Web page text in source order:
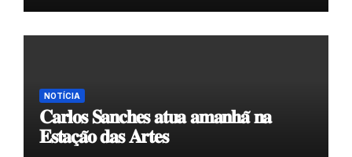
NOTÍCIA
𝐂𝐚𝐫𝐥𝐨𝐬 𝐒𝐚𝐧𝐜𝐡𝐞𝐬 𝐚𝐭𝐮𝐚 𝐚𝐦𝐚𝐧𝐡𝐚̃ 𝐧𝐚
𝐄𝐬𝐭𝐚𝐜̧𝐚̃𝐨 𝐝𝐚𝐬 𝐀𝐫𝐭𝐞𝐬